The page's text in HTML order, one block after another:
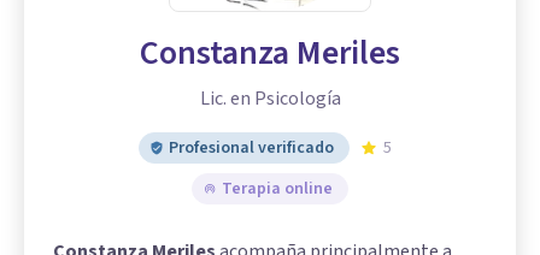
Constanza Meriles
Lic. en Psicología
Profesional verificado
5
Terapia online